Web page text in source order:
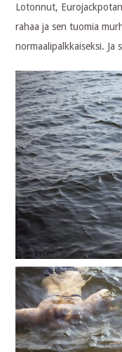
Lotonnut,
rahaa ja sen tuomia
normaalipalkkaiseksi. Ja